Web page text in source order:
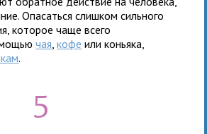
Опасаться слишком сильного
которое чаще всего
чая ,кофе или коньяка,
.
5